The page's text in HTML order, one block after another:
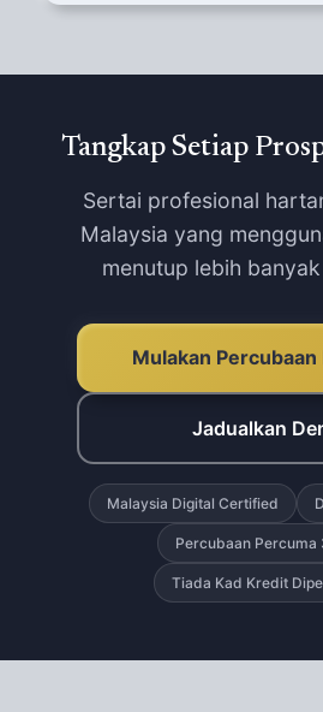
Ya — setiap hartanah
mengenal pasti hartanah
Tangkap Setiap
Sertai profesional
Malaysia yang
menutup lebih
Mulakan
Jadualkan
Malaysia Digital Certified
Percubaan Percuma
Tiada Kad Kredit